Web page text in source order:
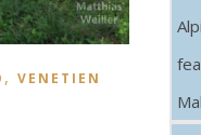
, VENETIEN